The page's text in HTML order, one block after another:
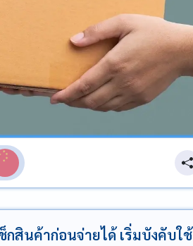
สินค้าก่อนจ่ายได้ เริ่มบังคับใช้